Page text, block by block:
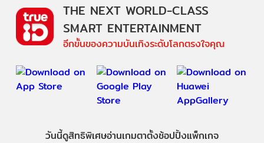
THE NEXT WORLD-CLASS
SMART ENTERTAINMENT
อีกขั้นของความบันเทิงระดับโลกตรงใจคุณ
วันนี้ดูสิทธิพิเศษอ่านเกมตาตั้งช้อปปิ้งแพ็กเกจ